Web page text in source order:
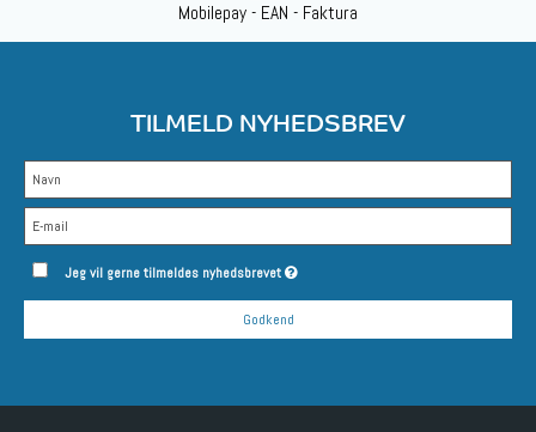
Mobilepay - EAN - Faktura
TILMELD NYHEDSBREV
Jeg vil gerne tilmeldes nyhedsbrevet
Godkend